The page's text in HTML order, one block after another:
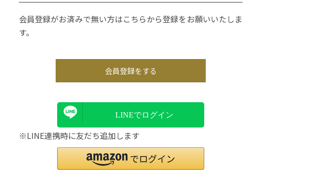
会員登録がお済みで無い方はこちらから登録をお願いいたしま
す。
会員登録をする
LINEでログイン
※LINE連携時に友だち追加します